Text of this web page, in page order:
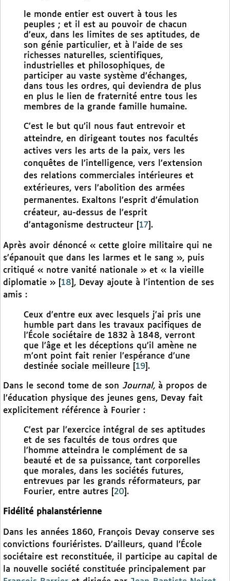
le monde entier est ouvert à tous les
peuples ; et il est au pouvoir de chacun
d’eux, dans les limites de ses aptitudes, de
son génie particulier, et à l’aide de ses
richesses naturelles, scientifiques,
industrielles et philosophiques, de
participer au vaste système d’échanges,
dans tous les ordres, qui deviendra de plus
en plus le lien de fraternité entre tous les
membres de la grande famille humaine.
C’est le but qu’il nous faut entrevoir et
atteindre, en dirigeant toutes nos facultés
actives vers les arts de la paix, vers les
conquêtes de l’intelligence, vers l’extension
des relations commerciales intérieures et
extérieures, vers l’abolition des armées
permanentes. Exaltons l’esprit d’émulation
créateur, au-dessus de l’esprit
d’antagonisme destructeur
17 .
Après avoir dénoncé « cette gloire militaire qui ne
s’épanouit que dans les larmes et le sang », puis
critiqué « notre vanité nationale » et « la vieille
diplomatie »
18 , Devay ajoute à l’intention de ses
amis :
Ceux d’entre eux avec lesquels j’ai pris une
humble part dans les travaux pacifiques de
l’École sociétaire de 1832 à 1848, verront
que l’âge et les déceptions qu’il amène ne
m’ont point fait renier l’espérance d’une
destinée sociale meilleure
19 .
Dans le second tome de son Journal, à propos de
l’éducation physique des jeunes gens, Devay fait
explicitement référence à Fourier :
C’est par l’exercice intégral de ses aptitudes
et de ses facultés de tous ordres que
l’homme atteindra le complément de sa
beauté et de sa puissance, tant corporelles
que morales, dans les sociétés futures,
entrevues par les grands réformateurs, par
Fourier, entre autres
20 .
Fidélité phalanstérienne
Dans les années 1860, François Devay conserve ses
convictions fouriéristes. D’ailleurs, quand l’École
sociétaire est reconstituée, il participe au capital de
la nouvelle société constituée principalement par